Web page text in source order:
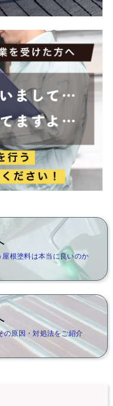
根塗料は本当に良いのか
の原因・対処法をご紹介